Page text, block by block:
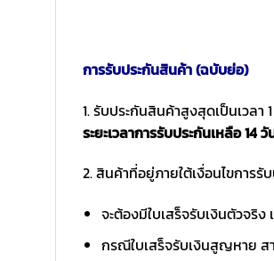
การรับประกันสินค้า (ฉบับย่อ)
1. รับประกันสินค้าสูงสุดเป็นเวล
ระยะเวลาการรับประกันเหลือ 14
2. สินค้าที่อยู่ภายใต้เงื่อนไขการ
จะต้องมีใบเสร็จรับเงินตัวจริ
กรณีใบเสร็จรับเงินสูญหาย ส